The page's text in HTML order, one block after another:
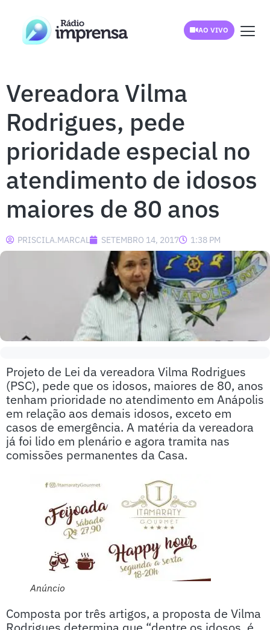
AO VIVO
Vereadora Vilma
Rodrigues, pede
prioridade especial no
atendimento de idosos
maiores de 80 anos
PRISCILA.MARCAL SETEMBRO 14, 2017 1:38 PM
Projeto de Lei da vereadora Vilma Rodrigues
(PSC), pede que os idosos, maiores de 80, anos
tenham prioridade no atendimento em Anápolis
em relação aos demais idosos, exceto em
casos de emergência. A matéria da vereadora
já foi lido em plenário e agora tramita nas
comissões permanentes da Casa.
Anúncio
Composta por três artigos, a proposta de Vilma